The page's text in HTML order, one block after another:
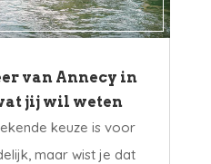
van Annecy in
jij wil weten
keuze is voor
maar wist je dat